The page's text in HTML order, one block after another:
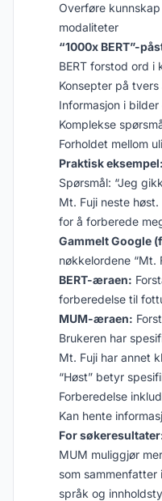
Overføre
modaliteter
“1000x BERT”-
BERT forstod ord i
Konsepter på
Informasjon i
Komplekse
Forholdet mellom
Praktisk eksempel:
Spørsmål: “Jeg
Mt. Fuji neste
for å forberede
Gammelt Google
nøkkelordene “Mt.
BERT-æraen:
forberedelse til
MUM-æraen:
Brukeren har
Mt. Fuji har annet
“Høst” betyr
Forberedelse
Kan hente
For
MUM muliggjør
som sammenfatter
språk og